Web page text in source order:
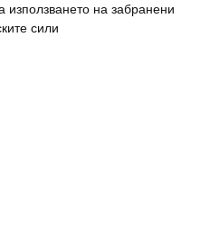
използването на забранени
сили